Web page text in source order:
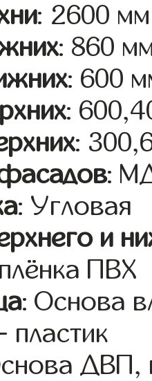
: 2600 мм
: 860
: 600
:
:
:
: Угловая
и
ПВХ
: Основа
пластик
ДВП,